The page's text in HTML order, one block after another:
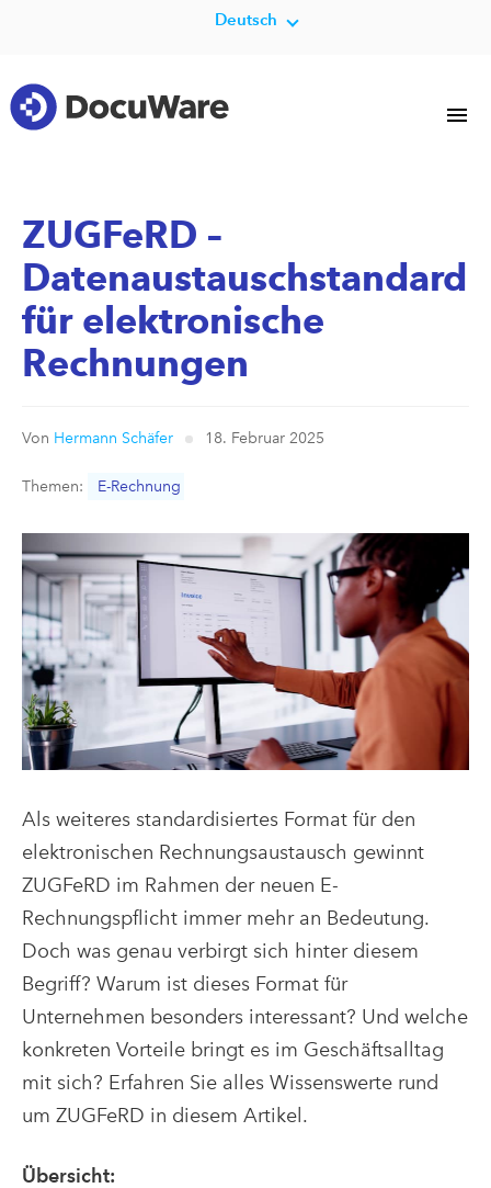
Deutsch
ZUGFeRD –
Datenaustauschstandard
für elektronische
Rechnungen
Von Hermann Schäfer 18. Februar 2025
Themen: E-Rechnung
Als weiteres standardisiertes Format für den
elektronischen Rechnungsaustausch gewinnt
ZUGFeRD im Rahmen der neuen E-
Rechnungspflicht immer mehr an Bedeutung.
Doch was genau verbirgt sich hinter diesem
Begriff? Warum ist dieses Format für
Unternehmen besonders interessant? Und welche
konkreten Vorteile bringt es im Geschäftsalltag
mit sich? Erfahren Sie alles Wissenswerte rund
um ZUGFeRD in diesem Artikel.
Übersicht: